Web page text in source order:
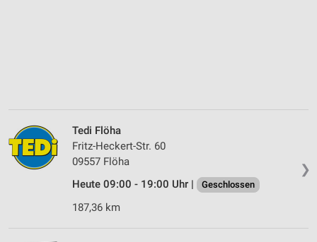
❯
Tedi Flöha
Fritz-Heckert-Str. 60
09557 Flöha
Heute 09:00 - 19:00 Uhr |
Geschlossen
187,36 km